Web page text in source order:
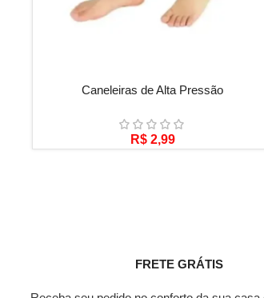
ADICIONAR AO CARRINHO
Caneleiras de Alta Pressão
R$2,99
FRETE GRÁTIS